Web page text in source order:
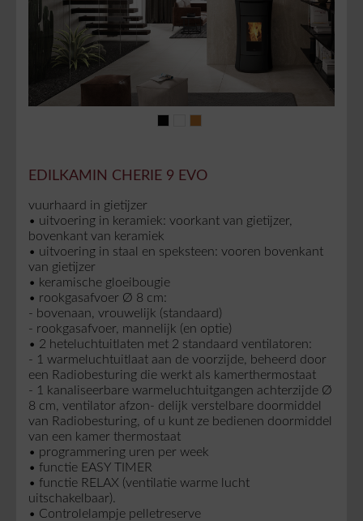
EDILKAMIN CHERIE 9 EVO
vuurhaard in gietijzer
• uitvoering in keramiek: voorkant van gietijzer,
bovenkant van keramiek
• uitvoering in staal en speksteen: vooren bovenkant
van gietijzer
• keramische gloeibougie
• rookgasafvoer Ø 8 cm:
- bovenaan, vrouwelijk (standaard)
- rookgasafvoer, mannelijk (en optie)
• 2 heteluchtuitlaten met 2 standaard ventilatoren:
- 1 warmeluchtuitlaat aan de voorzijde, beheerd door
een Radiobesturing die werkt als kamerthermostaat
- 1 kanaliseerbare warmeluchtuitgangen achterzijde Ø
8 cm, ventilator afzon- delijk verstelbare doormiddel
van Radiobesturing, of u kunt ze bedienen doormiddel
van een kamer thermostaat
• programmering uren per week
• functie EASY TIMER
• functie RELAX (ventilatie warme lucht
uitschakelbaar).
• Controlelampje pelletreserve